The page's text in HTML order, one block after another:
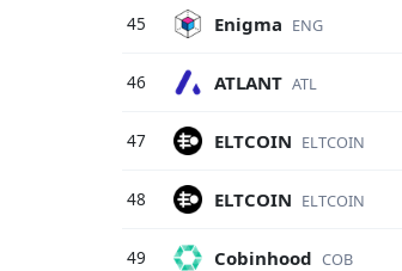
45 Enigma ENG
46 ATLANT ATL
47 ELTCOIN ELTCOIN
48 ELTCOIN ELTCOIN
49 Cobinhood COB